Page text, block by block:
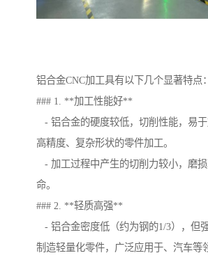
铝合金CNC加工具有以下几个显著特点：
### 1. **加工性能好**
- 铝合金的硬度较低，切削性能，易
高精度、复杂形状的零件加工。
- 加工过程中产生的切削力较小，磨
命。
### 2. **轻质高强**
- 铝合金密度低（约为钢的1/3），但
制造轻量化零件，广泛应用于、汽车等